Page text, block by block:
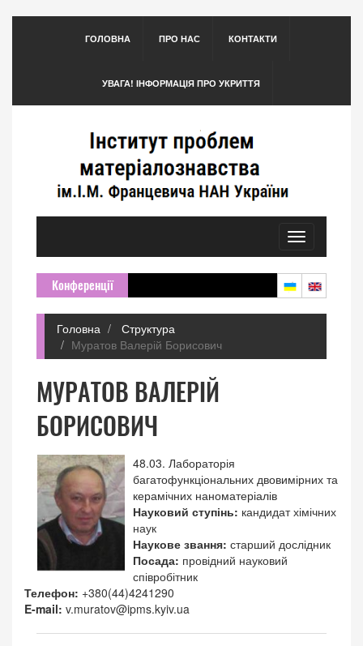
ГОЛОВНА ПРО НАС КОНТАКТИ
УВАГА! ІНФОРМАЦІЯ ПРО УКРИТТЯ
Toggle
navigation
Конференції
Головна
Структура
Муратов Валерій Борисович
МУРАТОВ ВАЛЕРІЙ
БОРИСОВИЧ
48.03. Лабораторія
багатофункціональних двовимірних та
керамічних наноматеріалів
Науковий ступінь: кандидат хімічних
наук
Наукове звання:старший дослідник
Посада: провідний науковий
співробітник
Телефон: +380(44)4241290
E-mail: v.muratov@ipms.kyiv.ua